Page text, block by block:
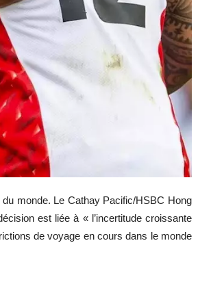
monde. Le Cathay Pacific/HSBC Hong
est liée à « l’incertitude croissante
de voyage en cours dans le monde